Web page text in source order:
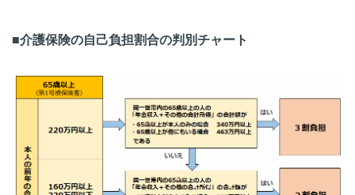
■介護保険の自己負担割合の判別チャート